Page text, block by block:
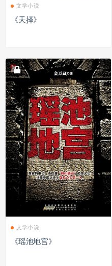
文学小说
《天择》
文学小说
《瑶池地宫》